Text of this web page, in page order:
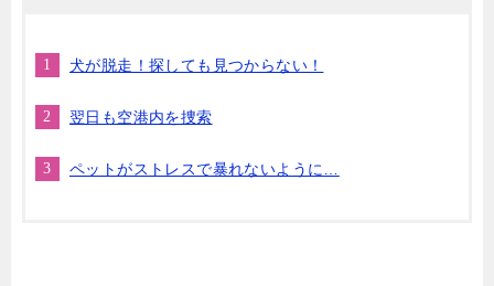
犬が脱走！探しても見つからない！
翌日も空港内を捜索
ペットがストレスで暴れないように…